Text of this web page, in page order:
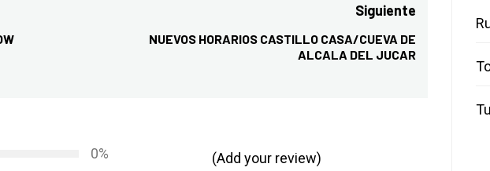
Siguiente
Entrada
siguiente:
NUEVOS HORARIOS CASTILLO CASA/CUEVA DE
ALCALA DEL JUCAR
0%
(Add your review)